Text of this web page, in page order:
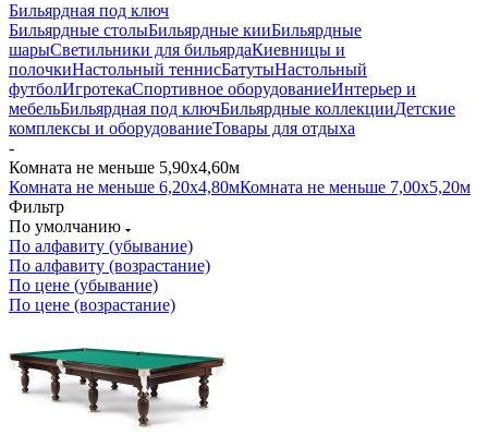
Бильярдная под ключ
Бильярдные столыБильярдные кииБильярдные
шарыСветильники для бильярдаКиевницы и
полочкиНастольный теннисБатутыНастольный
футболИгротекаСпортивное оборудованиеИнтерьер и
мебельБильярдная под ключБильярдные коллекцииДетские
комплексы и оборудованиеТовары для отдыха
-
Комната не меньше 5,90х4,60м
Комната не меньше 6,20х4,80мКомната не меньше 7,00х5,20м
Фильтр
По умолчанию
По алфавиту (убывание)
По алфавиту (возрастание)
По цене (убывание)
По цене (возрастание)